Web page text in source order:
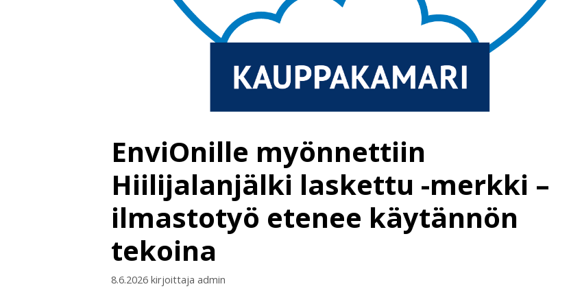
EnviOnille myönnettiin
Hiilijalanjälki laskettu -merkki –
ilmastotyö etenee käytännön
tekoina
8.6.2026 kirjoittaja admin